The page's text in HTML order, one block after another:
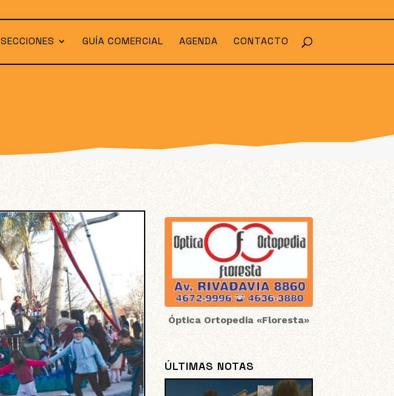
SECCIONES GUÍA COMERCIAL AGENDA CONTACTO
Óptica Ortopedia «Floresta»
ÚLTIMAS NOTAS